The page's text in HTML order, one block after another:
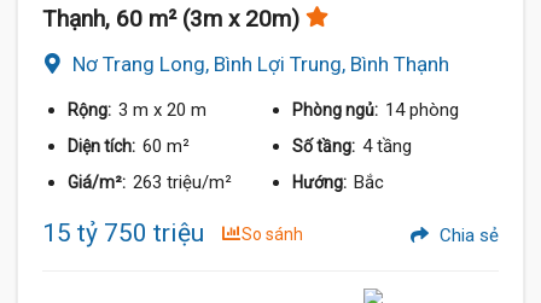
Thạnh, 60 m² (3m x 20m)
Nơ Trang Long, Bình Lợi Trung, Bình Thạnh
Rộng: 3 m x 20 m Phòng ngủ: 14 phòng
Diện tích: 60 m² Số tầng: 4 tầng
Giá/m²: 263 triệu/m² Hướng: Bắc
15 tỷ 750 triệu So sánh Chia sẻ